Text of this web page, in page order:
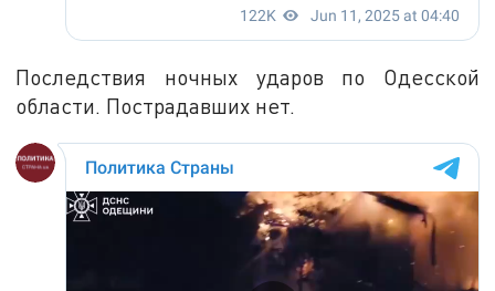
Последствия ночных ударов по Одесской
области. Пострадавших нет.